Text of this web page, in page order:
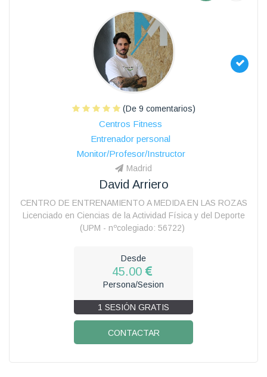
(De 9 comentarios)
Centros Fitness
Entrenador personal
Monitor/Profesor/Instructor
Madrid
David Arriero
CENTRO DE ENTRENAMIENTO A MEDIDA EN LAS ROZAS
Licenciado en Ciencias de la Actividad Física y del Deporte
(UPM - nºcolegiado: 56722)
Desde
45.00
Persona/Sesion
1 SESIÓN GRATIS
CONTACTAR